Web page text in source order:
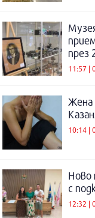
през
11:57 |
Жена
10:14 |
Ново
с
12:32 |